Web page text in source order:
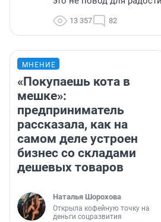
13 357 82
МНЕНИЕ
«Покупаешь кота в
мешке»:
предприниматель
рассказала, как на
самом деле устроен
бизнес со складами
дешевых товаров
Наталья Шорохова
Открыла кофейную точку на
деньги соцразвития